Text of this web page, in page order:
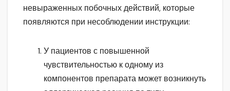
невыраженных побочных действий, которые
появляются при несоблюдении инструкции:
У пациентов с повышенной
чувствительностью к одному из
компонентов препарата может возникнуть